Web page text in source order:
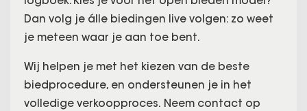
Dan volg je álle biedingen live volgen: zo weet
je meteen waar je aan toe bent.
Wij helpen je met het kiezen van de beste
biedprocedure, en ondersteunen je in het
volledige verkoopproces. Neem contact op